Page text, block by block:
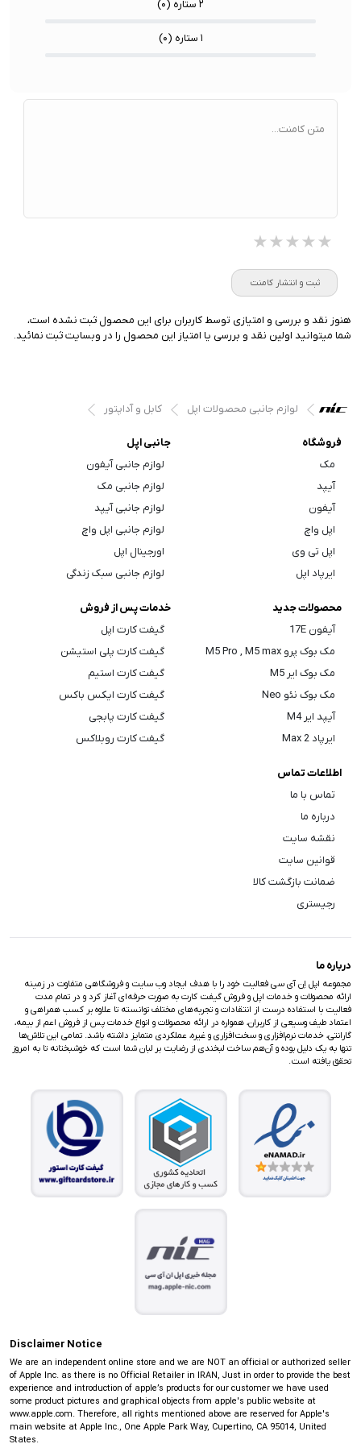
۲ ستاره ( ۰)
۱ ستاره ( ۰)
متن کامنت...
★★★★★
★★★★★
★★★★★
ثبت و انتشار کامنت
هنوز نقد و بررسی و امتیازی توسط کاربران برای این محصول ثبت نشده است،
شما میتوانید اولین نقد و بررسی یا امتیاز این محصول را در وبسایت ثبت نمائید.
لوازم جانبی محصولات اپل کابل و آداپتور
فروشگاه
مک
آیپد
آیفون
اپل واچ
اپل تی وی
ایرپاد اپل
جانبی اپل
لوازم جانبی آیفون
لوازم جانبی مک
لوازم جانبی آیپد
لوازم جانبی اپل واچ
اورجینال اپل
لوازم جانبی سبک زندگی
محصولات جدید
آیفون 17E
مک بوک پرو M5 Pro , M5 max
مک بوک ایر M5
مک بوک نئو Neo
آیپد ایر M4
ایرپاد Max 2
خدمات پس از فروش
گیفت کارت اپل
گیفت کارت پلی استیشن
گیفت کارت استیم
گیفت کارت ایکس باکس
گیفت کارت پابجی
گیفت کارت روبلاکس
اطلاعات تماس
تماس با ما
درباره ما
نقشه سایت
قوانین سایت
ضمانت بازگشت کالا
رجیستری
درباره ما
مجموعه اپل اِن آی سی فعالیت خود را با هدف ایجاد وب سایت و فروشگاهی متفاوت در زمینه
ارائه محصولات و خدمات اپل و فروش گیفت کارت به صورت حرفه‌ای آغاز کرد و در تمام مدت
فعالیت با استفاده درست از انتقادات و تجربه‌های مختلف توانسته تا علاوه بر کسب همراهی و
اعتماد طیف وسیعی از کاربران، همواره در ارائه محصولات و انواع خدمات پس از فروش اعم از بیمه،
گارانتی، خدمات نرم‌افزاری و سخت‌افزاری و غیره، عملکردی متمایز داشته باشد. تمامی این تلاش‌ها
تنها به یک دلیل بوده و آن‌هم ساخت لبخندی از رضایت بر لبان شما است که خوشبختانه تا به امروز
تحقق یافته است.
Disclaimer Notice
We are an independent online store and we are NOT an official or authorized seller
of Apple Inc. as there is no Official Retailer in IRAN, Just in order to provide the best
experience and introduction of apple’s products for our customer we have used
some product pictures and graphical objects from apple's public website at
www.apple.com. Therefore, all rights mentioned above are reserved for Apple's
main website at Apple Inc., One Apple Park Way, Cupertino, CA 95014, United
States.